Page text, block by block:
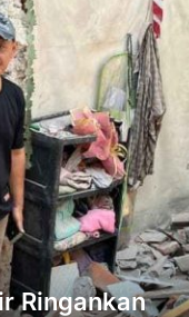
Ringankan